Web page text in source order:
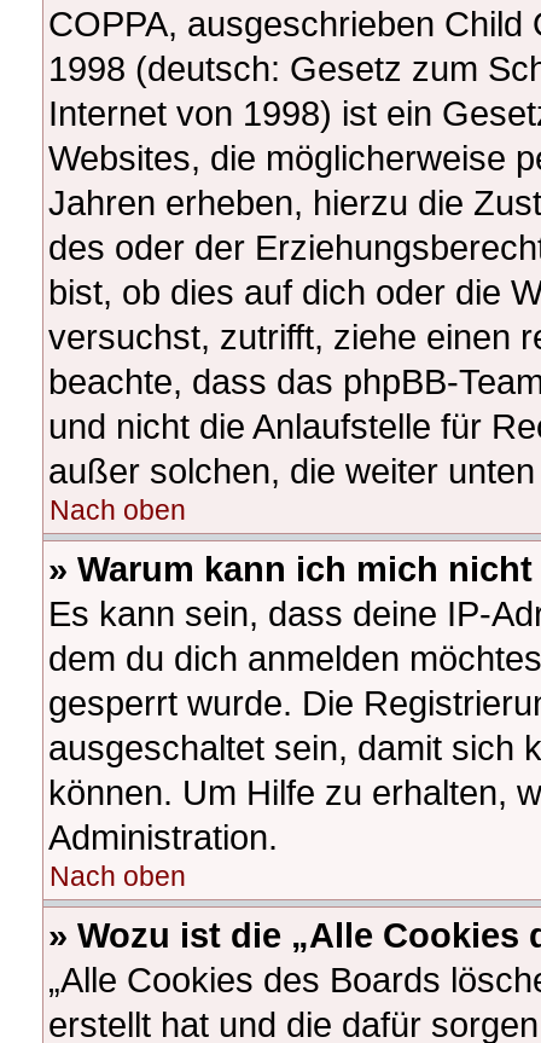
COPPA, ausgeschrieben
1998 (deutsch: Gesetz zum
Internet von 1998) ist ein
Websites, die möglicherweise
Jahren erheben, hierzu die
des oder der
bist, ob dies auf dich oder die
versuchst, zutrifft, ziehe einen
beachte, dass das phpBB-
und nicht die Anlaufstelle für
außer solchen, die weiter
Nach oben
» Warum kann ich mich
Es kann sein, dass deine IP-
dem du dich anmelden
gesperrt wurde. Die
ausgeschaltet sein, damit sich
können. Um Hilfe zu erhalten,
Administration.
Nach oben
» Wozu ist die „Alle
„Alle Cookies des Boards
erstellt hat und die dafür